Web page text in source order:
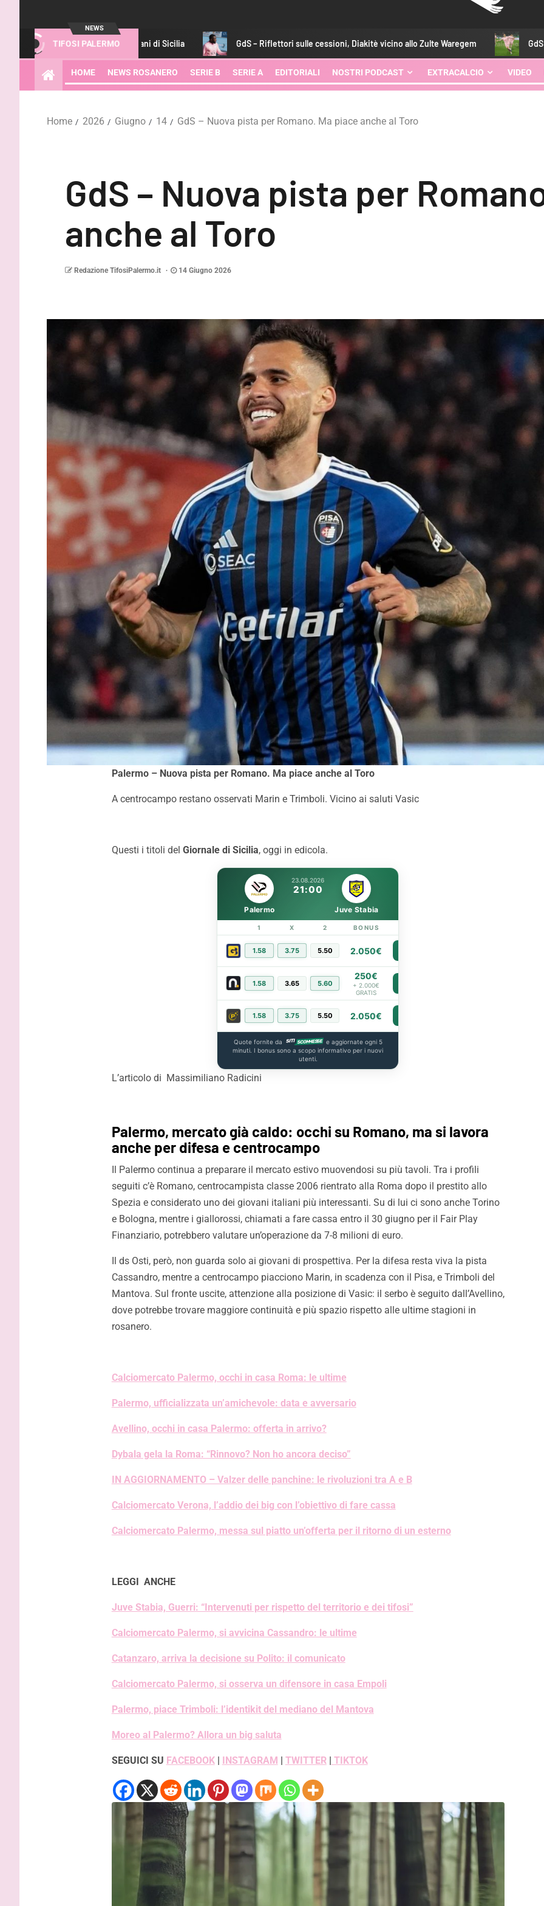
NEWS
TIFOSI PALERMO
festa degli australiani di Sicilia GdS – Riflettori sulle cessioni, Diakitè vicino allo Zulte Waregem GdS – I rosanero
HOME NEWS ROSANERO SERIE B SERIE A EDITORIALI NOSTRI PODCAST EXTRACALCIO VIDEO
Home 2026 Giugno 14 GdS – Nuova pista per Romano. Ma piace anche al Toro
GdS – Nuova pista per
anche al Toro
Redazione TifosiPalermo.it 14 Giugno 2026
Palermo – Nuova pista per Romano. Ma piace anche al Toro
A centrocampo restano osservati Marin e Trimboli. Vicino ai saluti Vasic
Questi i titoli del Giornale di Sicilia, oggi in edicola.
23.08.2026
21:00
Palermo Juve Stabia
1 X 2 BONUS
1.58 3.75 5.50 2.050€
1.58 3.65 5.60
250€
+ 2.000€
GRATIS
1.58 3.75 5.50 2.050€
Quote fornite da
e aggiornate ogni 5
minuti. I bonus sono a scopo informativo per i nuovi
utenti.
L’articolo di Massimiliano Radicini
Palermo, mercato già caldo: occhi su Romano, ma si lavora
anche per difesa e centrocampo
Il Palermo continua a preparare il mercato estivo muovendosi su più tavoli. Tra i profili
seguiti c’è Romano, centrocampista classe 2006 rientrato alla Roma dopo il prestito allo
Spezia e considerato uno dei giovani italiani più interessanti. Su di lui ci sono anche Torino
e Bologna, mentre i giallorossi, chiamati a fare cassa entro il 30 giugno per il Fair Play
Finanziario, potrebbero valutare un’operazione da 7-8 milioni di euro.
Il ds Osti, però, non guarda solo ai giovani di prospettiva. Per la difesa resta viva la pista
Cassandro, mentre a centrocampo piacciono Marin, in scadenza con il Pisa, e Trimboli del
Mantova. Sul fronte uscite, attenzione alla posizione di Vasic: il serbo è seguito dall’Avellino,
dove potrebbe trovare maggiore continuità e più spazio rispetto alle ultime stagioni in
rosanero.
Calciomercato Palermo, occhi in casa Roma: le ultime
Palermo, ufficializzata un’amichevole: data e avversario
Avellino, occhi in casa Palermo: offerta in arrivo?
Dybala gela la Roma: “Rinnovo? Non ho ancora deciso”
IN AGGIORNAMENTO – Valzer delle panchine: le rivoluzioni tra A e B
Calciomercato Verona, l’addio dei big con l’obiettivo di fare cassa
Calciomercato Palermo, messa sul piatto un’offerta per il ritorno di un esterno
LEGGI ANCHE
Juve Stabia, Guerri: “Intervenuti per rispetto del territorio e dei tifosi”
Calciomercato Palermo, si avvicina Cassandro: le ultime
Catanzaro, arriva la decisione su Polito: il comunicato
Calciomercato Palermo, si osserva un difensore in casa Empoli
Palermo, piace Trimboli: l’identikit del mediano del Mantova
Moreo al Palermo? Allora un big saluta
SEGUICI SU FACEBOOK| INSTAGRAM | TWITTER| TIKTOK